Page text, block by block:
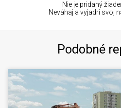
Nie je pridaný
Neváhaj a vyjadri svoj
Podobné